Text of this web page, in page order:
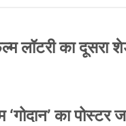
लॉटरी का
‘गोदान’ का